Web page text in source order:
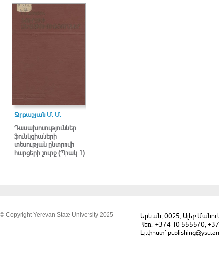
Ջրբաշյան Մ. Մ.
Դասախոսություններ
ֆունկցիաների
տեսության ընտրովի
հարցերի շուրջ (Պրակ 1)
© Copyright Yerevan State University 2025
Երևան, 0025, Ալեք
Հեռ.` +374 10 555570,
Էլ.փոստ`